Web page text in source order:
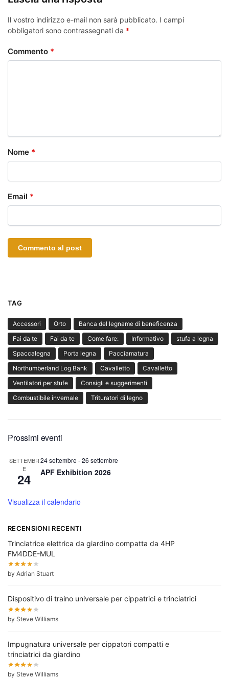
Il vostro indirizzo e-mail non sarà pubblicato. I campi
obbligatori sono contrassegnati da *
Commento *
Nome *
Email *
TAG
Accessori Orto
Banca del legname di beneficenza
Fai da te
Fai da te Come fare: Informativo
stufa a legna
Spaccalegna
Porta legna
Pacciamatura
Northumberland Log Bank
Cavalletto
Cavalletto
Ventilatori per stufe
Consigli e suggerimenti
Combustibile invernale
Trituratori di legno
Prossimi eventi
SETTEMBR
E
24
24 settembre -26 settembre
APF Exhibition 2026
Visualizza il calendario
RECENSIONI RECENTI
Trinciatrice elettrica da giardino compatta da 4HP
FM4DDE-MUL
by Adrian Stuart
Dispositivo di traino universale per cippatrici e trinciatrici
by Steve Williams
Impugnatura universale per cippatori compatti e
trinciatrici da giardino
by Steve Williams